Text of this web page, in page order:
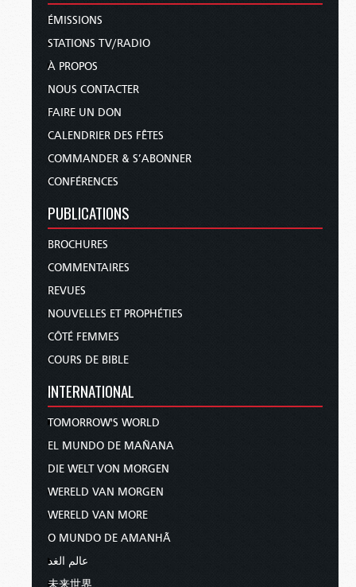
ÉMISSIONS
STATIONS TV/RADIO
À PROPOS
NOUS CONTACTER
FAIRE UN DON
CALENDRIER DES FÊTES
COMMANDER & S’ABONNER
CONFÉRENCES
PUBLICATIONS
BROCHURES
COMMENTAIRES
REVUES
NOUVELLES ET PROPHÉTIES
CÔTÉ FEMMES
COURS DE BIBLE
INTERNATIONAL
TOMORROW'S WORLD
EL MUNDO DE MAÑANA
DIE WELT VON MORGEN
WERELD VAN MORGEN
WERELD VAN MORE
O MUNDO DE AMANHÃ
عالم الغد
未来世界